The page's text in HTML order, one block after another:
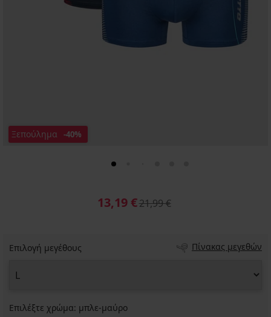
Ξεπούλημα -40%
13,19 €21,99 €
Επιλογή μεγέθους Πίνακας μεγεθών
Επιλέξτε χρώμα: μπλε-μαύρο